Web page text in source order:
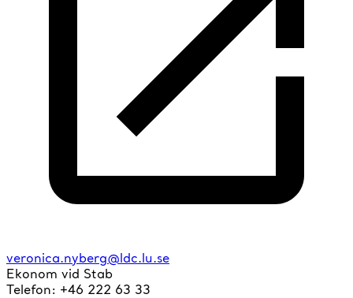
veronica.nyberg@ldc.lu.se
Ekonom vid Stab
Telefon: +46 222 63 33